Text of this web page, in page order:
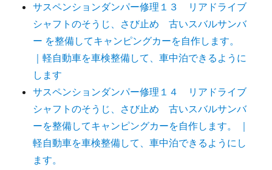
サスペンションダンパー修理１３ リアドライブ
シャフトのそうじ、さび止め 古いスバルサンバ
ー を整備してキャンピングカーを自作します。
｜軽自動車を車検整備して、車中泊できるように
します
サスペンションダンパー修理１４ リアドライブ
シャフトのそうじ、さび止め 古いスバルサンバ
ーを整備してキャンピングカーを自作します。 ｜
軽自動車を車検整備して、車中泊できるようにし
ます。